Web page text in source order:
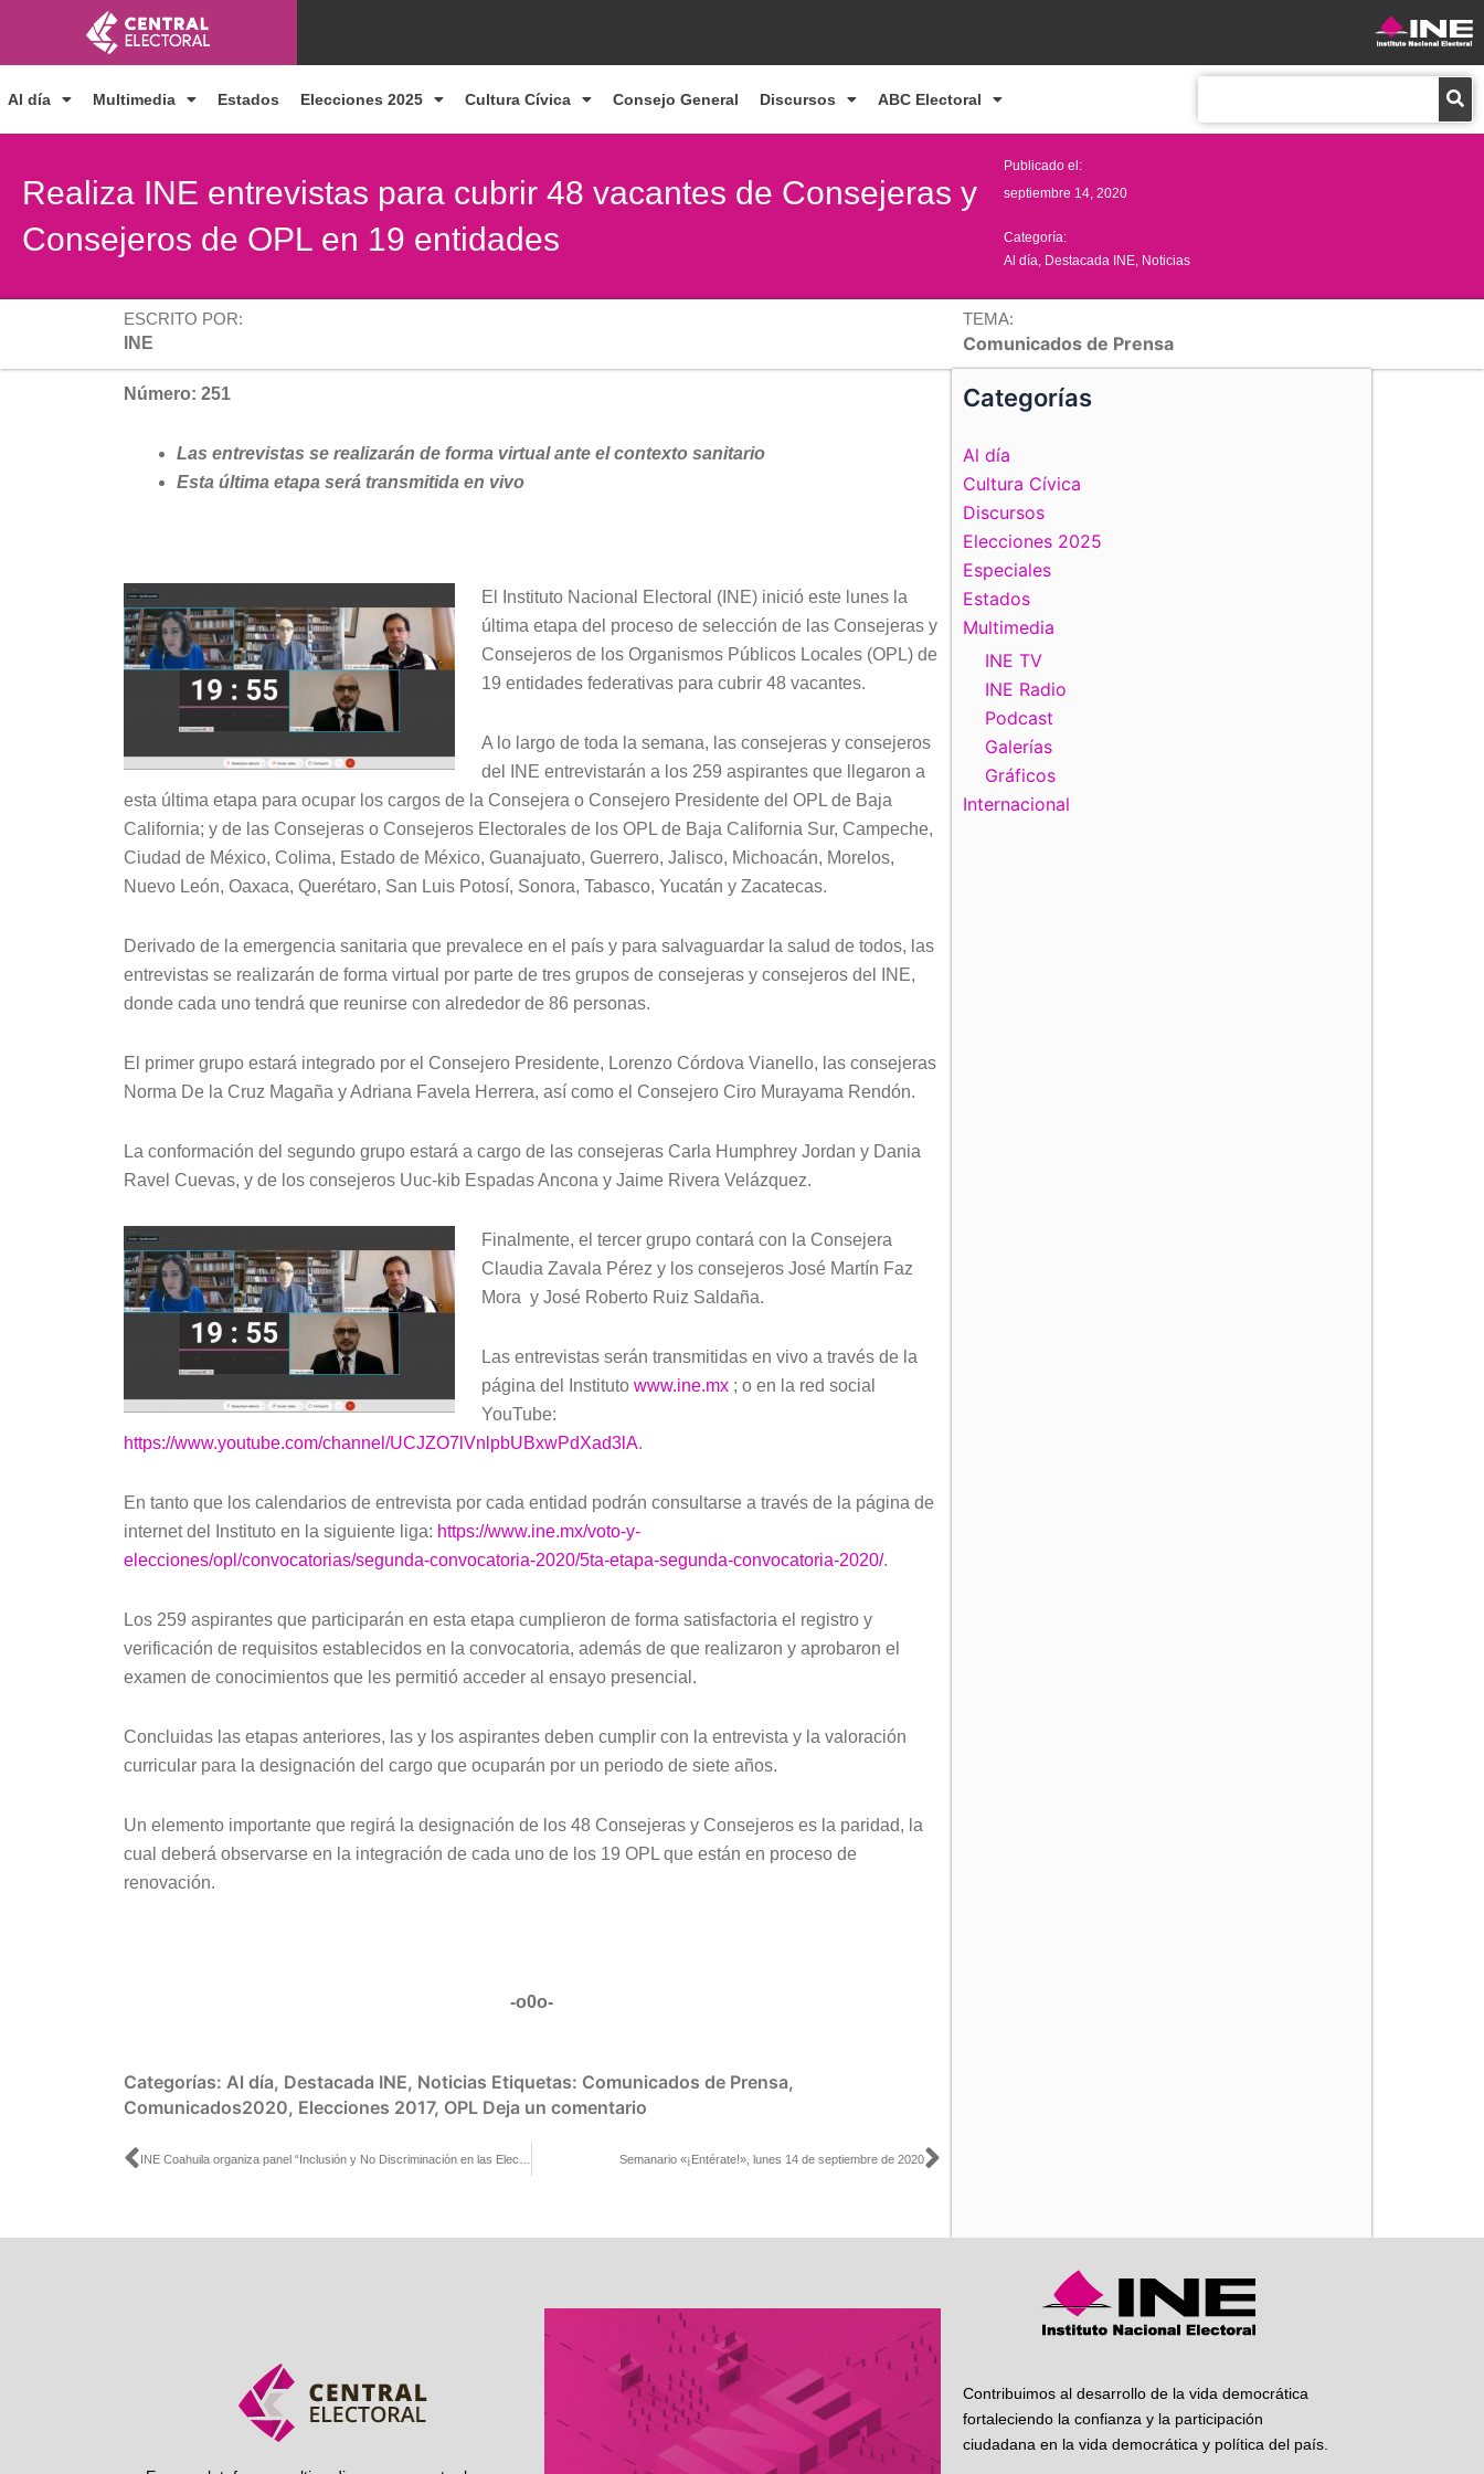
contenido
Al día Multimedia Estados Elecciones 2025 Cultura Cívica Consejo General Discursos ABC Electoral
Realiza INE entrevistas para cubrir 48 vacantes de Consejeras y
Consejeros de OPL en 19 entidades
Publicado el:
septiembre 14, 2020
Categoría:
Al día Destacada INE Noticias
ESCRITO POR:
INE
TEMA:
Comunicados de Prensa
Número: 251
Las entrevistas se realizarán de forma virtual ante el contexto sanitario
Esta última etapa será transmitida en vivo
El Instituto Nacional Electoral (INE) inició este lunes la
última etapa del proceso de selección de las Consejeras y
Consejeros de los Organismos Públicos Locales (OPL) de
19 entidades federativas para cubrir 48 vacantes.
A lo largo de toda la semana, las consejeras y consejeros
del INE entrevistarán a los 259 aspirantes que llegaron a
esta última etapa para ocupar los cargos de la Consejera o Consejero Presidente del OPL de Baja
California; y de las Consejeras o Consejeros Electorales de los OPL de Baja California Sur, Campeche,
Ciudad de México, Colima, Estado de México, Guanajuato, Guerrero, Jalisco, Michoacán, Morelos,
Nuevo León, Oaxaca, Querétaro, San Luis Potosí, Sonora, Tabasco, Yucatán y Zacatecas.
Derivado de la emergencia sanitaria que prevalece en el país y para salvaguardar la salud de todos, las
entrevistas se realizarán de forma virtual por parte de tres grupos de consejeras y consejeros del INE,
donde cada uno tendrá que reunirse con alrededor de 86 personas.
El primer grupo estará integrado por el Consejero Presidente, Lorenzo Córdova Vianello, las consejeras
Norma De la Cruz Magaña y Adriana Favela Herrera, así como el Consejero Ciro Murayama Rendón.
La conformación del segundo grupo estará a cargo de las consejeras Carla Humphrey Jordan y Dania
Ravel Cuevas, y de los consejeros Uuc-kib Espadas Ancona y Jaime Rivera Velázquez.
Finalmente, el tercer grupo contará con la Consejera
Claudia Zavala Pérez y los consejeros José Martín Faz
Mora y José Roberto Ruiz Saldaña.
Las entrevistas serán transmitidas en vivo a través de la
página del Instituto www.ine.mx ; o en la red social
YouTube:
https://www.youtube.com/channel/UCJZO7lVnlpbUBxwPdXad3lA.
En tanto que los calendarios de entrevista por cada entidad podrán consultarse a través de la página de
internet del Instituto en la siguiente liga: https://www.ine.mx/voto-y-
elecciones/opl/convocatorias/segunda-convocatoria-2020/5ta-etapa-segunda-convocatoria-2020/.
Los 259 aspirantes que participarán en esta etapa cumplieron de forma satisfactoria el registro y
verificación de requisitos establecidos en la convocatoria, además de que realizaron y aprobaron el
examen de conocimientos que les permitió acceder al ensayo presencial.
Concluidas las etapas anteriores, las y los aspirantes deben cumplir con la entrevista y la valoración
curricular para la designación del cargo que ocuparán por un periodo de siete años.
Un elemento importante que regirá la designación de los 48 Consejeras y Consejeros es la paridad, la
cual deberá observarse en la integración de cada uno de los 19 OPL que están en proceso de
renovación.
-o0o-
Categorías: Al día, Destacada INE, Noticias Etiquetas: Comunicados de Prensa,
Comunicados2020, Elecciones 2017, OPL Deja un comentario
Ant Semanario «¡Entérate!», lunes 14 de septiembre de 2020Siguiente
Categorías
Al día
Cultura Cívica
Discursos
Elecciones 2025
Especiales
Estados
Multimedia
INE TV
INE Radio
Podcast
Galerías
Gráficos
Internacional
Contribuimos al desarrollo de la vida democrática
fortaleciendo la confianza y la participación
ciudadana en la vida democrática y política del país.